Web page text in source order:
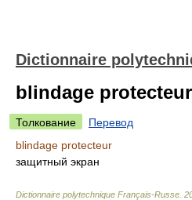
Dictionnaire
blindage protecteur
Толкование
Перевод
blindage protecteur
защитный экран
Dictionnaire polytechnique Français-Russe